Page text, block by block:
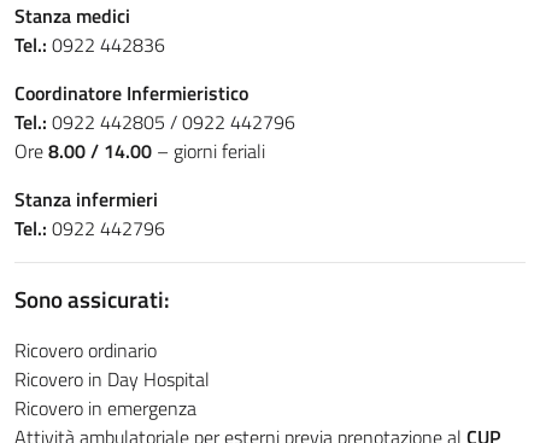
Stanza medici
Tel.: 0922 442836
Coordinatore Infermieristico
Tel.: 0922 442805 / 0922 442796
Ore8.00 / 14.00 – giorni feriali
Stanza infermieri
Tel.: 0922 442796
Sono assicurati:
Ricovero ordinario
Ricovero in Day Hospital
Ricovero in emergenza
Attività ambulatoriale per esterni previa prenotazione al CUP